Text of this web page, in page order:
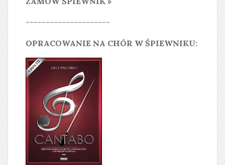
---------------------
OPRACOWANIE NA CHÓR W ŚPIEWNIKU: